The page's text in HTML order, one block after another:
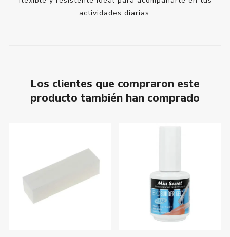
actividades diarias.
Los clientes que compraron este
producto también han comprado